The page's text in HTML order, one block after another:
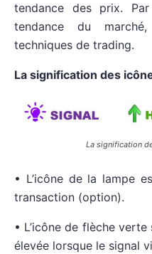
tendance des prix.
tendance du
techniques de trading.
La signification des
La signification
• L’icône de la lampe
transaction (option).
• L’icône de flèche
élevée lorsque le signal